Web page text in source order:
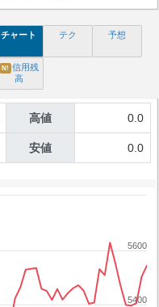
チャート テク 予想
N! 信用残
高
高値 0.0
安値 0.0
5400
5600